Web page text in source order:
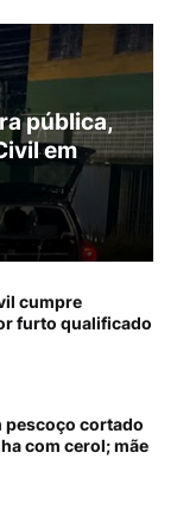
pública,
em
cumpre
furto qualificado
pescoço cortado
com cerol; mãe